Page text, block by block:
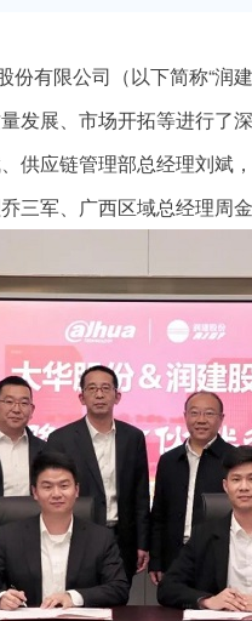
有限公司（以下简称“润
发展、市场开拓等进行了
供应链管理部总经理刘斌
三军、广西区域总经理周